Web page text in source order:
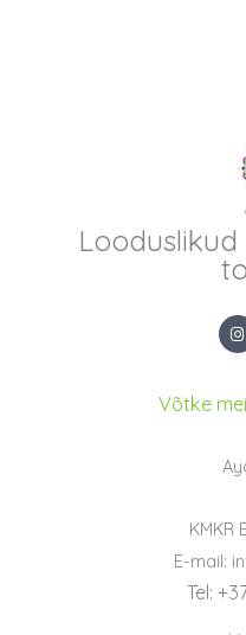
I
n
s
g
r
Võtke
KMKR
E-mail:
Tel: